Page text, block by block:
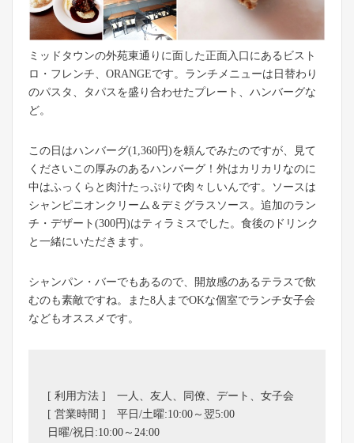
ミッドタウンの外苑東通りに面した正面入口にあるビスト
ロ・フレンチ、ORANGEです。ランチメニューは日替わり
のパスタ、タパスを盛り合わせたプレート、ハンバーグな
ど。
この日はハンバーグ(1,360円)を頼んでみたのですが、見て
くださいこの厚みのあるハンバーグ！外はカリカリなのに
中はふっくらと肉汁たっぷりで肉々しいんです。ソースは
シャンピニオンクリーム＆デミグラスソース。追加のラン
チ・デザート(300円)はティラミスでした。食後のドリンク
と一緒にいただきます。
シャンパン・バーでもあるので、開放感のあるテラスで飲
むのも素敵ですね。また8人までOKな個室でランチ女子会
などもオススメです。
[ 利用方法 ] 一人、友人、同僚、デート、女子会
[ 営業時間 ] 平日/土曜:10:00～翌5:00
日曜/祝日:10:00～24:00